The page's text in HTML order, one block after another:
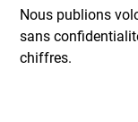
Nous publions
sans
chiffres.